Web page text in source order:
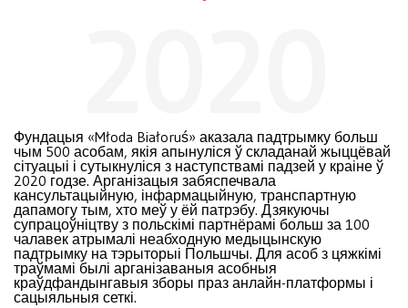
Фундацыя «Młoda Białoruś» аказала падтрымку больш
чым 500 асобам, якія апынуліся ў складанай жыццёвай
сітуацыі і сутыкнуліся з наступствамі падзей у краіне ў
2020 годзе. Арганізацыя забяспечвала
кансультацыйную, інфармацыйную, транспартную
дапамогу тым, хто меў у ёй патрэбу. Дзякуючы
супрацоўніцтву з польскімі партнёрамі больш за 100
чалавек атрымалі неабходную медыцынскую
падтрымку на тэрыторыі Польшчы. Для асоб з цяжкімі
траўмамі былі арганізаваныя асобныя
краўдфандынгавыя зборы праз анлайн-платформы і
сацыяльныя сеткі.